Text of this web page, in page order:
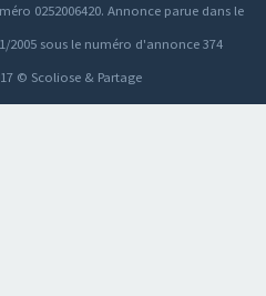
0252006420. Annonce parue dans le
2005 sous le numéro d'annonce 374
© Scoliose & Partage